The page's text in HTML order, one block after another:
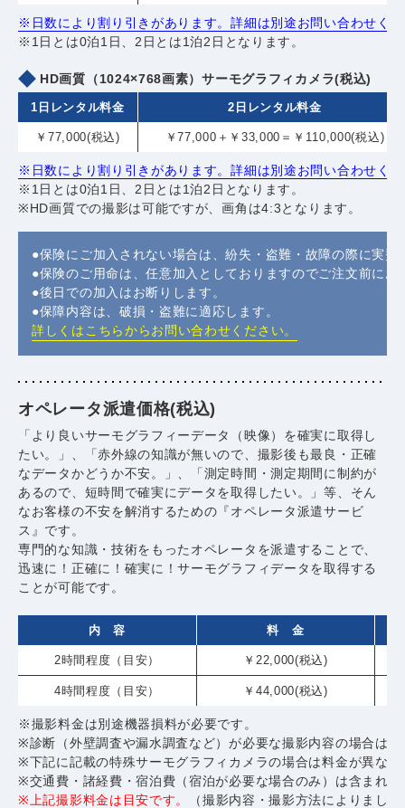
※日数により割り引きがあります。詳細は別途お問い合わせく
※1日とは0泊1日、2日とは1泊2日となります。
HD画質（1024×768画素）サーモグラフィカメラ(税込)
1日レンタル料金 2日レンタル料金
￥77,000(税込) ￥77,000＋￥33,000＝￥110,000(税込)
※日数により割り引きがあります。詳細は別途お問い合わせく
※1日とは0泊1日、2日とは1泊2日となります。
※HD画質での撮影は可能ですが、画角は4:3となります。
●保険にご加入されない場合は、紛失・盗難・故障の際に実
●保険のご用命は、任意加入としておりますのでご注文前にお
●後日での加入はお断りします。
●保障内容は、破損・盗難に適応します。
詳しくはこちらからお問い合わせください。
オペレータ派遣価格(税込)
「より良いサーモグラフィーデータ（映像）を確実に取得し
たい。」、「赤外線の知識が無いので、撮影後も最良・正確
なデータかどうか不安。」、「測定時間・測定期間に制約が
あるので、短時間で確実にデータを取得したい。」等、そん
なお客様の不安を解消するための『オペレータ派遣サービ
ス』です。
専門的な知識・技術をもったオペレータを派遣することで、
迅速に！正確に！確実に！サーモグラフィデータを取得する
ことが可能です。
内 容 料 金
2時間程度（目安） ￥22,000(税込)
4時間程度（目安） ￥44,000(税込)
※撮影料金は別途機器損料が必要です。
※診断（外壁調査や漏水調査など）が必要な撮影内容の場合は
※下記に記載の特殊サーモグラフィカメラの場合は料金が異なり
※交通費・諸経費・宿泊費（宿泊が必要な場合のみ）は含まれ
※上記撮影料金は目安です。
（撮影内容・撮影方法によりまし